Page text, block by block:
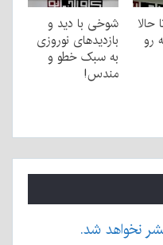
حالا
رو
شوخی با دید و
بازدیدهای نوروزی
به سبک خطو و
مندس!
نخواهد شد.